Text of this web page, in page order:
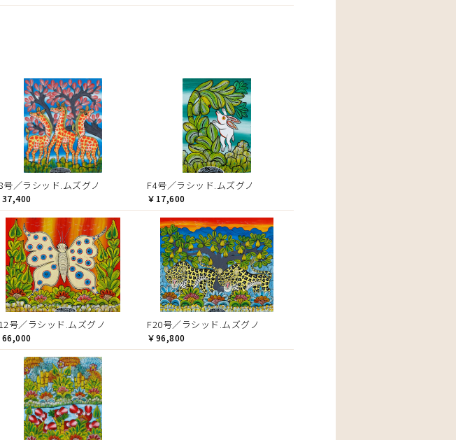
号／ラシッド.ムズグノ
37,400
F4号／ラシッド.ムズグノ
￥17,600
号／ラシッド.ムズグノ
66,000
F20号／ラシッド.ムズグノ
￥96,800